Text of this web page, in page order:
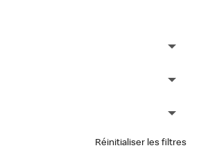
Réinitialiser les filtres